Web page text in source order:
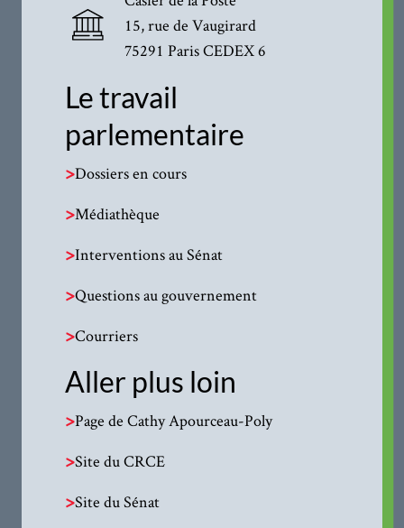
15, rue de Vaugirard
75291 Paris CEDEX 6
Le travail
parlementaire
>Dossiers en cours
>Médiathèque
>Interventions au Sénat
>Questions au gouvernement
>Courriers
Aller plus loin
>Page de Cathy Apourceau-Poly
>Site du CRCE
>Site du Sénat